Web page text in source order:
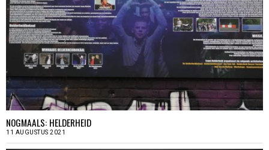
NOGMAALS: HELDERHEID
11 AUGUSTUS 2021